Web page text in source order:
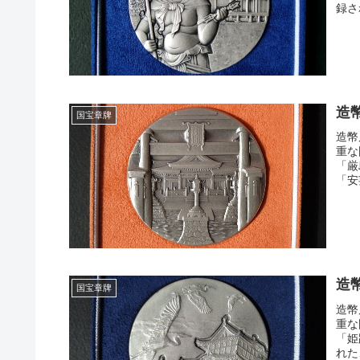
録
国宝章牌 造
造
重
「
「
国宝章牌 造
造
重
「
れ